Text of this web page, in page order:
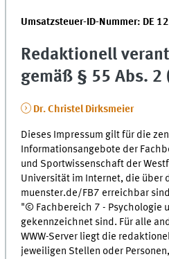
Umsatzsteuer-ID-Nummer: DE
Redaktionell
gemäß § 55 Abs. 2
Dr. Christel Dirksmeier
Dieses Impressum gilt für die
Informationsangebote der
und Sportwissenschaft der
Universität im Internet, die über
muenster.de/FB7 erreichbar
"© Fachbereich 7 - Psychologie
gekennzeichnet sind. Für alle
WWW-Server liegt die
jeweiligen Stellen oder